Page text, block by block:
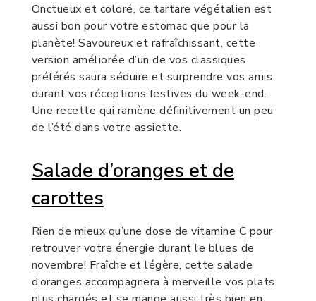
Onctueux et coloré, ce tartare végétalien est
aussi bon pour votre estomac que pour la
planète! Savoureux et rafraîchissant, cette
version améliorée d’un de vos classiques
préférés saura séduire et surprendre vos amis
durant vos réceptions festives du week-end.
Une recette qui ramène définitivement un peu
de l’été dans votre assiette.
Salade d’oranges et de
carottes
Rien de mieux qu’une dose de vitamine C pour
retrouver votre énergie durant le blues de
novembre! Fraîche et légère, cette salade
d’oranges accompagnera à merveille vos plats